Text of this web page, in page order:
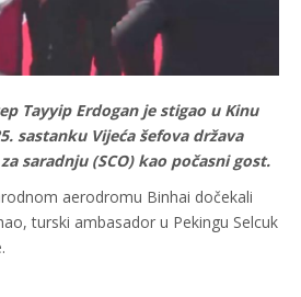
Tayyip Erdogan je stigao u Kinu
sastanku Vijeća šefova država
saradnju (SCO) kao počasni gost.
aerodromu Binhai dočekali
turski ambasador u Pekingu Selcuk